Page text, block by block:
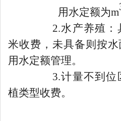
用水定额为m
2.水产养殖：
米收费，未具备则按
用水定额管理。
3.计量不到位
植类型收费。